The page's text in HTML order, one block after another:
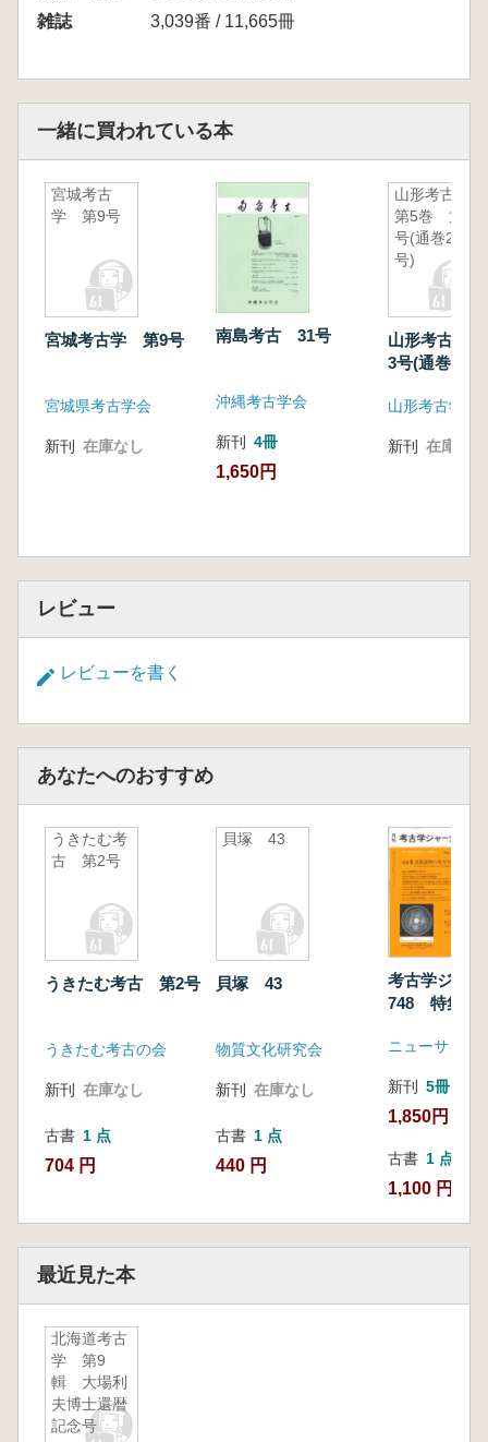
雑誌
3,039番 / 11,665冊
一緒に買われている本
宮城考古
学 第9号
宮城考古学 第9号
宮城県考古学会
新刊 在庫なし
南島考古 31号
沖縄考古学会
新刊 4冊
1,650円
山形考古
第5巻 第3
号(通巻25
号)
山形考古
3号(通巻25号
山形考古学会
新刊 在庫なし
レビュー
レビューを書く
あなたへのおすすめ
うきたむ考
古 第2号
うきたむ考古 第2号
うきたむ考古の会
新刊 在庫なし
古書 1 点
704 円
貝塚 43
貝塚 43
物質文化研究会
新刊 在庫なし
古書 1 点
440 円
考古学ジャ
748 特集
ニューサイエ
新刊 5冊
1,850円
古書 1 点
1,100 円
最近見た本
北海道考古
学 第9
輯 大場利
夫博士還暦
記念号